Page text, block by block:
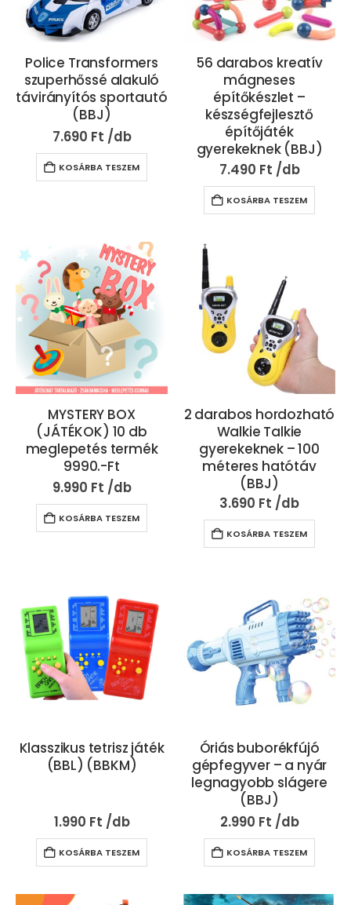
Police Transformers
szuperhőssé alakuló
távirányítós sportautó
(BBJ)
7.690 Ft
KOSÁRBA TESZEM
56 darabos kreatív
mágneses
építőkészlet –
készségfejlesztő
építőjáték
gyerekeknek (BBJ)
7.490 Ft
KOSÁRBA TESZEM
MYSTERY BOX
(JÁTÉKOK) 10 db
meglepetés termék
9990.-Ft
9.990 Ft
KOSÁRBA TESZEM
2 darabos hordozható
Walkie Talkie
gyerekeknek – 100
méteres hatótáv
(BBJ)
3.690 Ft
KOSÁRBA TESZEM
Klasszikus tetrisz játék
(BBL) (BBKM)
1.990 Ft
KOSÁRBA TESZEM
Óriás buborékfújó
gépfegyver – a nyár
legnagyobb slágere
(BBJ)
2.990 Ft
KOSÁRBA TESZEM